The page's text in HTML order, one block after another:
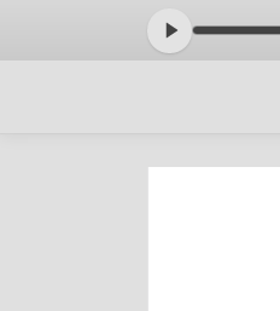
RADIO CIDADE JUNDIAI - 11 9